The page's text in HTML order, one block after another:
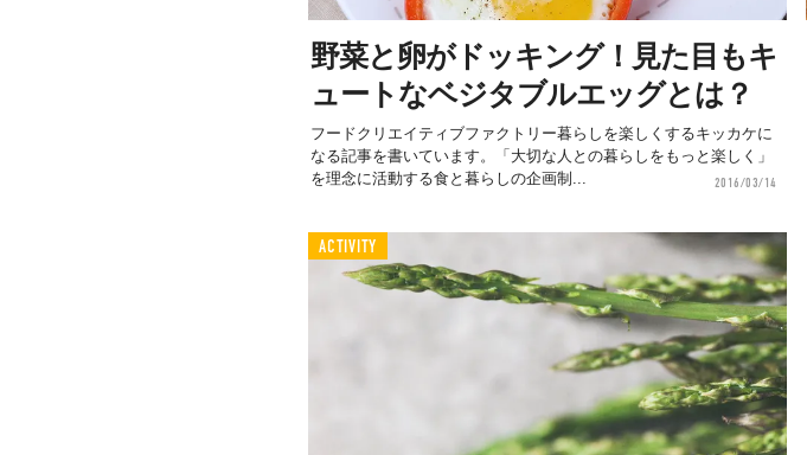
野菜と卵がドッキング！見た目もキ
ュートなベジタブルエッグとは？
フードクリエイティブファクトリー暮らしを楽しくするキッカケに
なる記事を書いています。「大切な人との暮らしをもっと楽しく」
を理念に活動する食と暮らしの企画制...
2016/03/14
ACTIVITY